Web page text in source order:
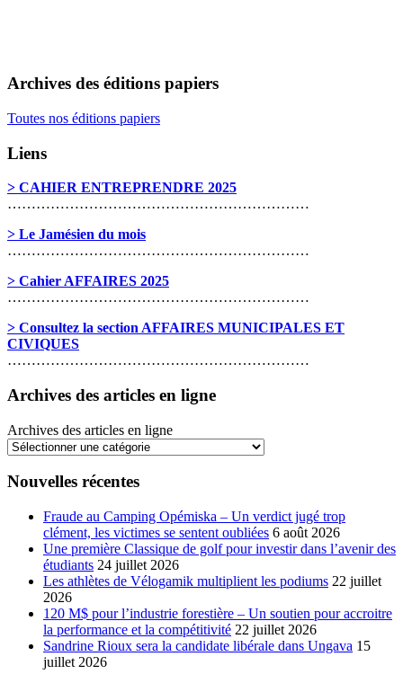
Archives des éditions papiers
Toutes nos éditions papiers
Liens
> CAHIER ENTREPRENDRE 2025
………………………………………………………
> Le Jamésien du mois
………………………………………………………
> Cahier AFFAIRES 2025
………………………………………………………
> Consultez la section AFFAIRES MUNICIPALES ET
CIVIQUES
………………………………………………………
Archives des articles en ligne
Archives des articles en ligne
Nouvelles récentes
Fraude au Camping Opémiska – Un verdict jugé trop
clément, les victimes se sentent oubliées 6 août 2026
Une première Classique de golf pour investir dans l’avenir des
étudiants 24 juillet 2026
Les athlètes de Vélogamik multiplient les podiums 22 juillet
2026
120 M$ pour l’industrie forestière – Un soutien pour accroitre
la performance et la compétitivité 22 juillet 2026
Sandrine Rioux sera la candidate libérale dans Ungava 15
juillet 2026